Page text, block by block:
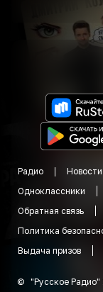
Радио Новости
Одноклассники
Обратная связь
Политика
Выдача призов
© "Русское Радио"